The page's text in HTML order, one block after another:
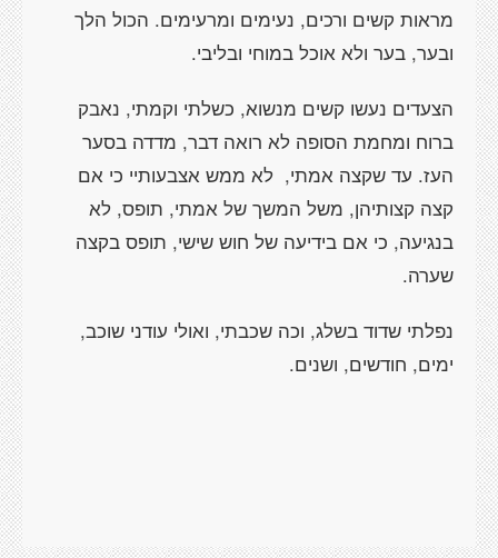
מראות קשים ורכים, נעימים ומרעימים. הכול הלך
ובער, בער ולא אוכל במוחי ובליבי.
הצעדים נעשו קשים מנשוא, כשלתי וקמתי, נאבק
ברוח ומחמת הסופה לא רואה דבר, מדדה בסער
העז. עד שקצה אמתי, לא ממש אצבעותיי כי אם
קצה קצותיהן, משל המשך של אמתי, תופס, לא
בנגיעה, כי אם בידיעה של חוש שישי, תופס בקצה
שערה.
נפלתי שדוד בשלג, וכה שכבתי, ואולי עודני שוכב,
ימים, חודשים, ושנים.